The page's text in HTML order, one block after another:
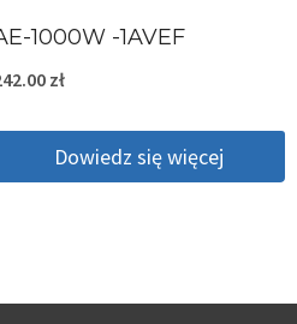
1000W -1AVEF
zł
Dowiedz się więcej